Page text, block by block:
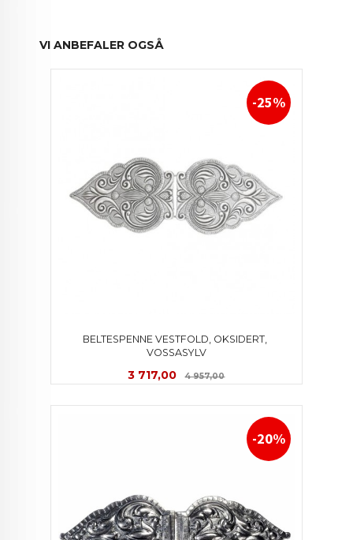
VI ANBEFALER OGSÅ
BELTESPENNE VESTFOLD, OKSIDERT,
VOSSASYLV
Tilbud
3 717,00 4 957,00Rabatt
-25%
-20%